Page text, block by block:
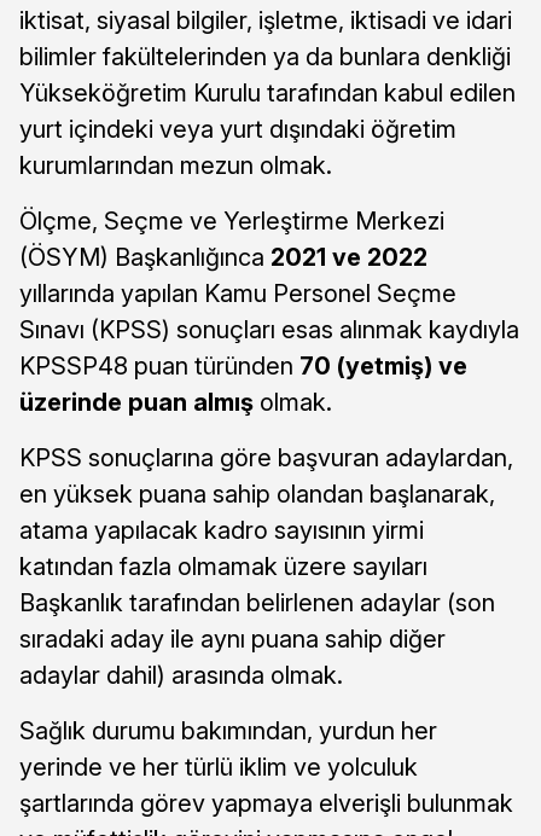
iktisat, siyasal bilgiler, işletme, iktisadi ve idari
bilimler fakültelerinden ya da bunlara denkliği
Yükseköğretim Kurulu tarafından kabul edilen
yurt içindeki veya yurt dışındaki öğretim
kurumlarından mezun olmak.
Ölçme, Seçme ve Yerleştirme Merkezi
(ÖSYM) Başkanlığınca 2021 ve 2022
yıllarında yapılan Kamu Personel Seçme
Sınavı (KPSS) sonuçları esas alınmak kaydıyla
KPSSP48 puan türünden 70 (yetmiş) ve
üzerinde puan almış olmak.
KPSS sonuçlarına göre başvuran adaylardan,
en yüksek puana sahip olandan başlanarak,
atama yapılacak kadro sayısının yirmi
katından fazla olmamak üzere sayıları
Başkanlık tarafından belirlenen adaylar (son
sıradaki aday ile aynı puana sahip diğer
adaylar dahil) arasında olmak.
Sağlık durumu bakımından, yurdun her
yerinde ve her türlü iklim ve yolculuk
şartlarında görev yapmaya elverişli bulunmak